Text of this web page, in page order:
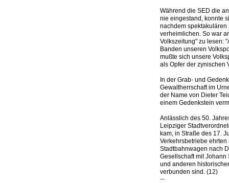
Während die SED die
nie eingestand, konnte
nachdem
verheimlichen. So war
Volkszeitung" zu lesen:
Banden unseren
mußte sich unsere
als Opfer der zynischen
In der Grab- und
Gewaltherrschaft im
der Name von Dieter
einem Gedenkstein
Anlässlich des 50.
Leipziger
kam, in Straße des 17.
Verkehrsbetriebe
Stadtbahnwagen nach
Gesellschaft mit Johann
und anderen
verbunden sind. (12)
---